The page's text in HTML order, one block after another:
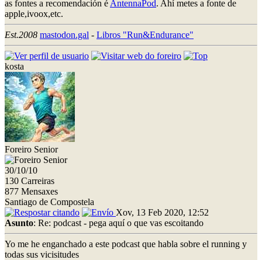
as fontes a recomendación é AntennaPod. Ahí metes a fonte de
apple,ivoox,etc.
Est.2008 mastodon.gal - Libros "Run&Endurance"
kosta
Foreiro Senior
30/10/10
130 Carreiras
877 Mensaxes
Santiago de Compostela
Xov, 13 Feb 2020, 12:52
Asunto: Re: podcast - pega aquí o que vas escoitando
Yo me he enganchado a este podcast que habla sobre el running y
todas sus vicisitudes